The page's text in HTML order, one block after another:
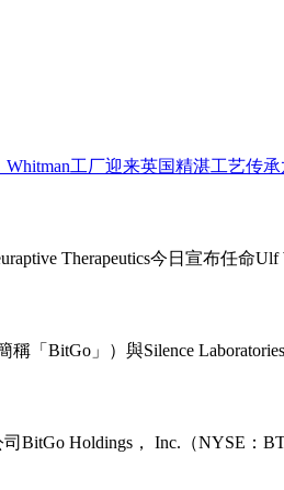
Therapeutics今日宣布任命
「BitGo」）與Silence
BitGo Holdings， Inc.（NYSE：